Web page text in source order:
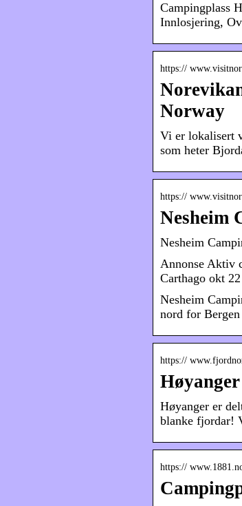
Campingplass
Innlosjering,
https://
Norway
Vi er lokalisert
som heter
https://
Nesheim
Nesheim
Annonse Aktiv
Carthago okt
Nesheim
nord for
https://
Høyanger er
blanke fjordar!
https://